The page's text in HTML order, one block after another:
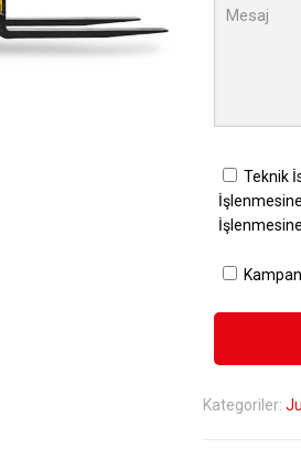
Teknik
Kategoriler: